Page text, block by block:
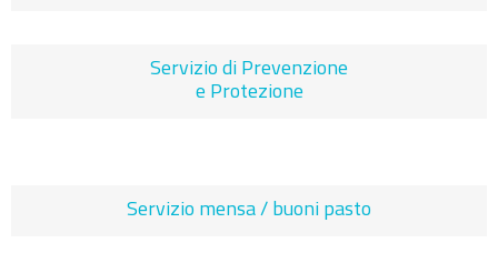
Servizio di Prevenzione
e Protezione
Servizio mensa / buoni pasto